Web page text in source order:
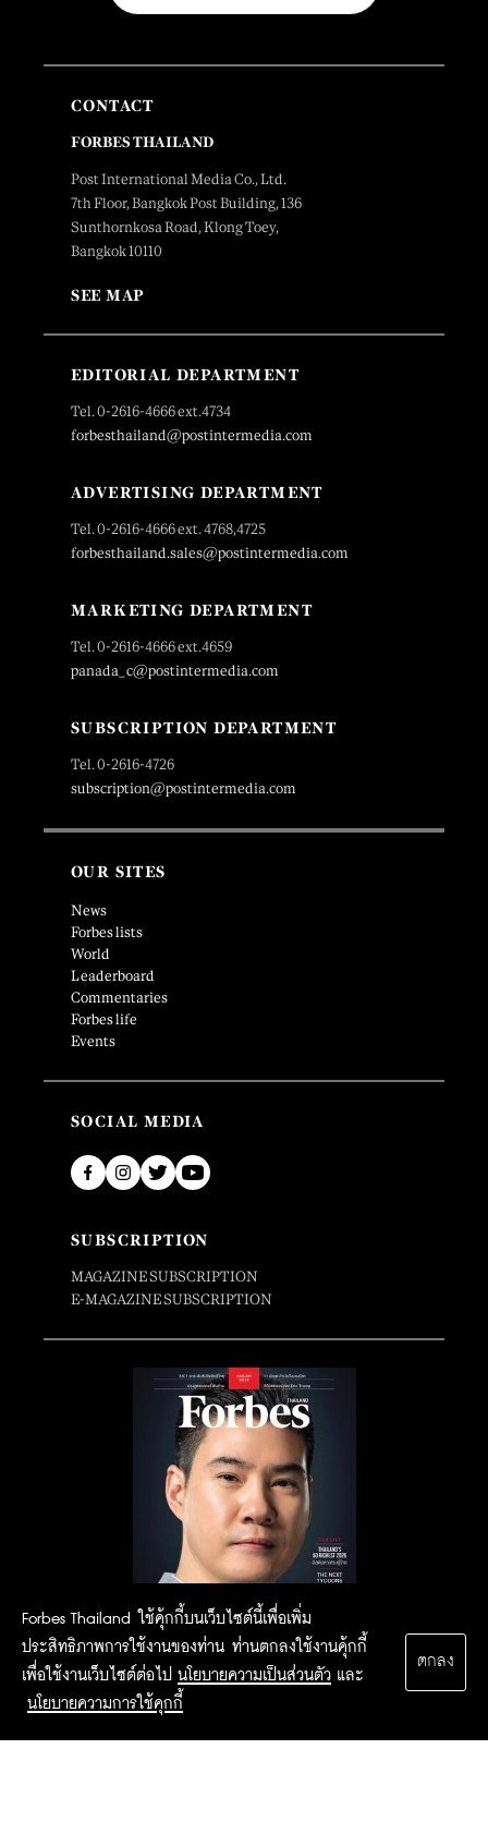
Forbes Thailand ใช้คุ้กกี้บนเว็บไซต์นี้เพื่อเพิ่ม
ประสิทธิภาพการใช้งานของท่าน ท่านตกลงใช้งานคุ้กกี้
เพื่อใช้งานเว็บไซต์ต่อไป นโยบายความเป็นส่วนตัว และ
นโยบายความการใช้คุกกี้
ตกลง
CONTACT
FORBES THAILAND
Post International Media Co., Ltd.
7th Floor, Bangkok Post Building, 136
Sunthornkosa Road, Klong Toey,
Bangkok 10110
SEE MAP
EDITORIAL DEPARTMENT
Tel. 0-2616-4666 ext.4734
forbesthailand@postintermedia.com
ADVERTISING DEPARTMENT
Tel. 0-2616-4666 ext. 4768,4725
forbesthailand.sales@postintermedia.com
MARKETING DEPARTMENT
Tel. 0-2616-4666 ext.4659
panada_c@postintermedia.com
SUBSCRIPTION DEPARTMENT
Tel. 0-2616-4726
subscription@postintermedia.com
OUR SITES
News
Forbes lists
World
Leaderboard
Commentaries
Forbes life
Events
SOCIAL MEDIA
SUBSCRIPTION
MAGAZINE SUBSCRIPTION
E-MAGAZINE SUBSCRIPTION
2015 Forbesthailand.com ALL RIGHTS RESERVED